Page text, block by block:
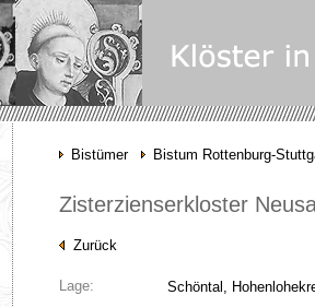
Bistümer Bistum Rottenburg-
Zisterzienserkloster
Zurück
Lage:
Schöntal,